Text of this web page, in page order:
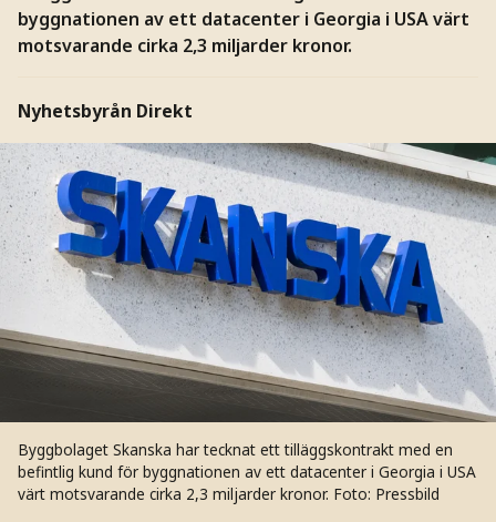
byggnationen av ett datacenter i Georgia i USA värt
motsvarande cirka 2,3 miljarder kronor.
Nyhetsbyrån Direkt
Byggbolaget Skanska har tecknat ett tilläggskontrakt med en
befintlig kund för byggnationen av ett datacenter i Georgia i USA
värt motsvarande cirka 2,3 miljarder kronor. Foto: Pressbild